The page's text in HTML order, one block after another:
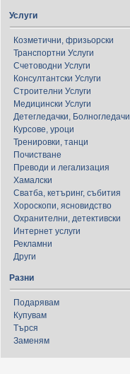
Услуги
Козметични, фризьорски
Транспортни Услуги
Счетоводни Услуги
Консултантски Услуги
Строителни Услуги
Медицински Услуги
Детегледачки, Болногледачи
Курсове, уроци
Тренировки, танци
Почистване
Преводи и легализация
Хамалски
Сватба, кетъринг, събития
Хороскопи, ясновидство
Охранителни, детективски
Интернет услуги
Рекламни
Други
Разни
Подарявам
Купувам
Търся
Заменям